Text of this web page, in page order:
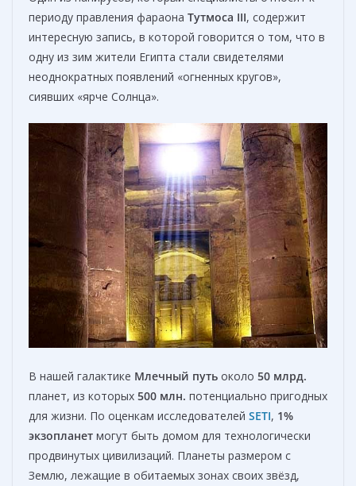
периоду правления фараона Тутмоса III, содержит
интересную запись, в которой говорится о том, что в
одну из зим жители Египта стали свидетелями
неоднократных появлений «огненных кругов»,
сиявших «ярче Солнца».
В нашей галактике Млечный путь около 50 млрд.
планет, из которых 500 млн. потенциально пригодных
для жизни. По оценкам исследователей SETI, 1%
экзопланет могут быть домом для технологически
продвинутых цивилизаций. Планеты размером с
Землю, лежащие в обитаемых зонах своих звёзд,